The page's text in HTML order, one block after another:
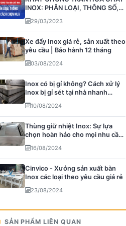
INOX: PHÂN LOẠI, THÔNG SỐ,
CÁCH CHỌN MUA
29/03/2023
Xe đẩy Inox giá rẻ, sản xuất theo
yêu cầu | Bảo hành 12 tháng
03/08/2024
Inox có bị gỉ không? Cách xử lý
Inox bị gỉ sét tại nhà nhanh
chón...
10/08/2024
Thùng giữ nhiệt Inox: Sự lựa
chọn hoàn hảo cho mọi nhu cầu
bảo qu...
16/08/2024
Cinvico - Xưởng sản xuất bàn
Inox các loại theo yêu cầu giá rẻ
23/08/2024
SẢN PHẨM LIÊN QUAN